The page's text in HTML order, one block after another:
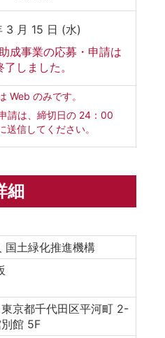
3 月 15 日 (水)
成事業の応募・申請は
しました。
Web のみです。
請は、締切日の 24：00
送信してください。
細
国土緑化推進機構
京都千代田区平河町 2-
館 5F